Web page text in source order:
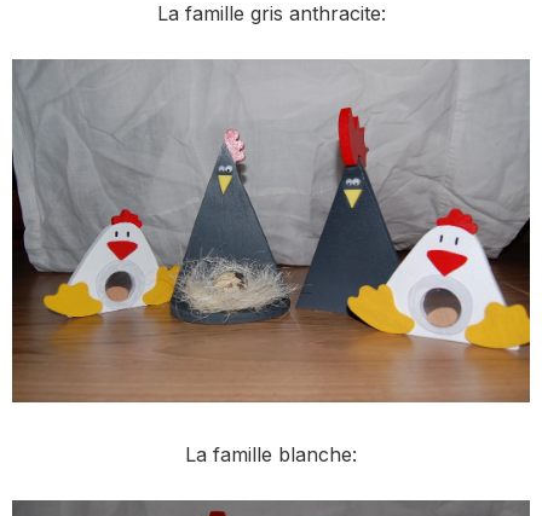
La famille gris anthracite:
La famille blanche: